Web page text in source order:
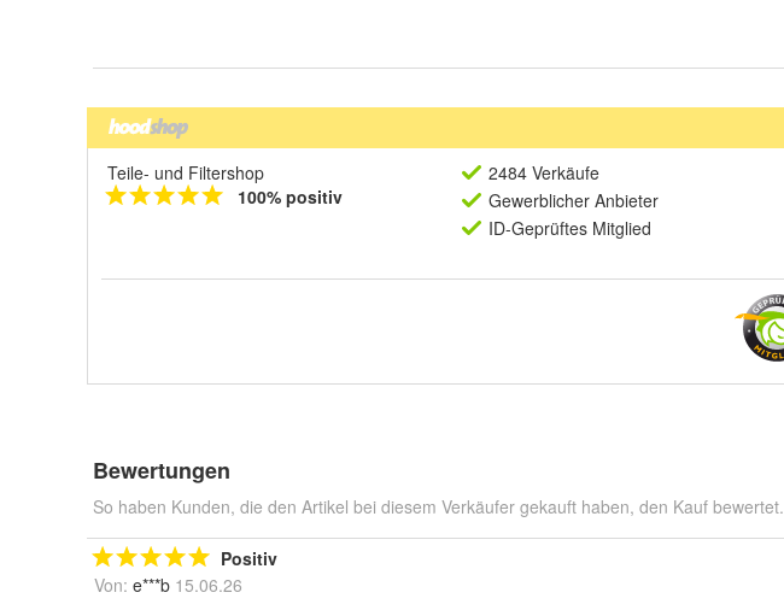
Teile- und Filtershop
100% positiv
2484 Verkäufe
Gewerblicher Anbieter
ID-Geprüftes Mitglied
Bewertungen
So haben Kunden, die den Artikel bei diesem Verkäufer gekauft haben, den Kauf bewertet.
Positiv
Von: e***b 15.06.26